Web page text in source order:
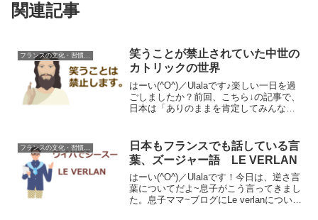
関連記事
フランスの文化・習慣を知る
笑うことが禁止されていた中世の
カトリックの世界
はーい(^O^)／Ulalaです♪楽しい一日を過
ごしましたか？前回、こちら↓の記事で、
日本は「ありのままを肯定してみんなで
するヨーロッパでは、笑うことは禁止さ
れていたの...
日本もフランスでも話している言
葉、ズージャー語 LE VERLAN
はーい(^O^)／Ulalaです！今日は、逆さ言
葉についてだよ~息子がこう言ってきまし
た。息子ママ~ブログにLe verlanについて